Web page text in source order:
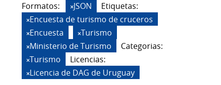
Formatos: JSON
Etiquetas:
Encuesta de turismo de cruceros
Encuesta
Turismo
Ministerio de Turismo
Categorias:
Turismo
Licencias:
Licencia de DAG de Uruguay